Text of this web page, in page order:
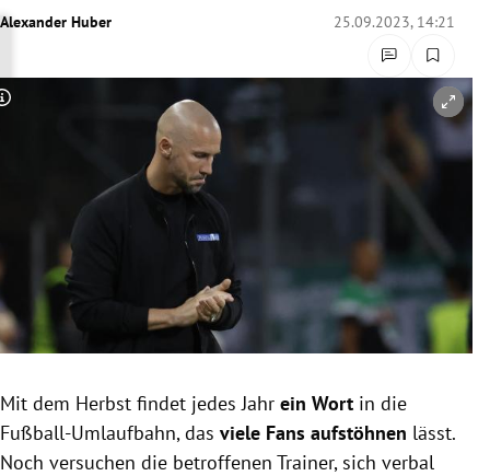
Untermenü
Untermenü
Untermenü
Untermenü
Untermenü
Untermenü
Alexander Huber 25.09.2023, 14:21
Copyright-Hinweis öffnen/schließen
Mit dem Herbst findet jedes Jahr ein Wort in die
Fußball-Umlaufbahn, das viele Fans aufstöhnen lässt.
Noch versuchen die betroffenen Trainer, sich verbal